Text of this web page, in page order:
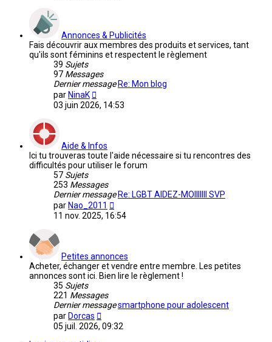
Annonces & Publicités
Fais découvrir aux membres des produits et services, tant
qu'ils sont féminins et respectent le règlement
39 Sujets
97 Messages
Dernier message Re: Mon blog
par NinaK
le
dernier
03 juin 2026, 14:53
Aide & Infos
Ici tu trouveras toute l'aide nécessaire si tu rencontres des
difficultés pour utiliser le forum
57 Sujets
253 Messages
Dernier message Re: LGBT AIDEZ-MOIIIIIII SVP
par Nao_2011
le
11 nov. 2025, 16:54
Petites annonces
Acheter, échanger et vendre entre membre. Les petites
annonces sont ici. Bien lire le règlement !
35 Sujets
221 Messages
Dernier messagesmartphone pour adolescent
par Dorcas
le
05 juil. 2026, 09:32